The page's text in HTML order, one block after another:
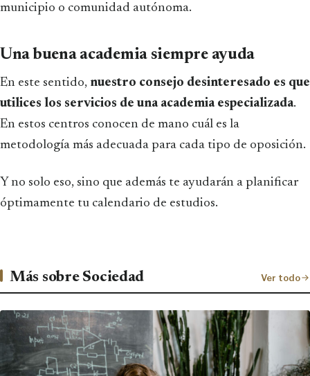
municipio o comunidad autónoma.
Una buena academia siempre ayuda
En este sentido, nuestro consejo desinteresado es que
utilices los servicios de una academia especializada.
En estos centros conocen de mano cuál es la
metodología más adecuada para cada tipo de oposición.
Y no solo eso, sino que además te ayudarán a planificar
óptimamente tu calendario de estudios.
Más sobre Sociedad Ver todo